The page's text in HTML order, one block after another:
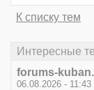
К списку тем
Интересные
forums-
06.08.2026 - 11:43